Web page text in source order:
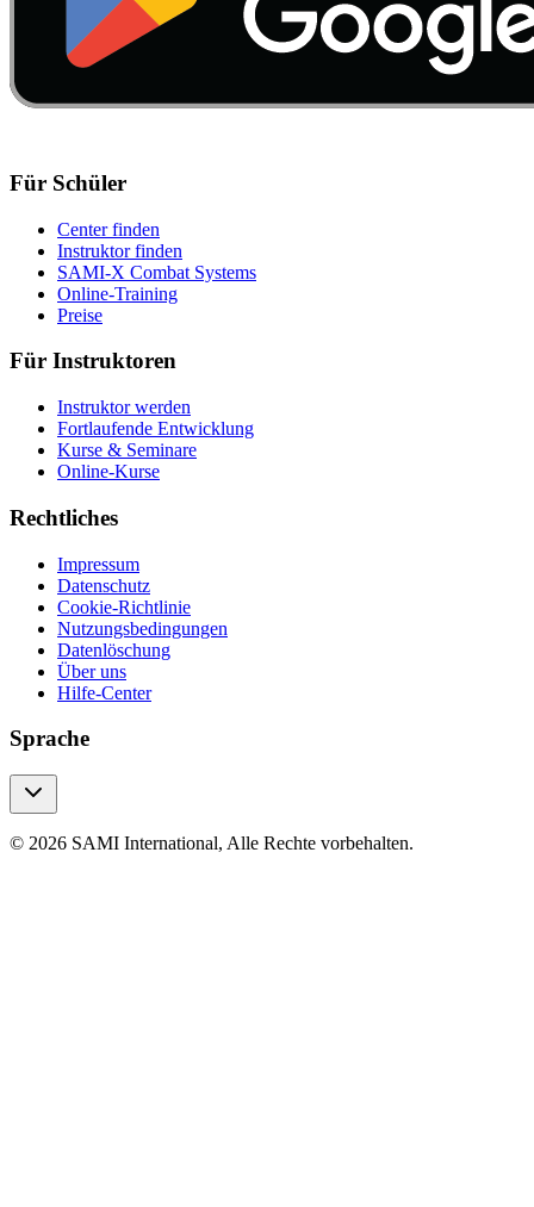
Für Schüler
Center finden
Instruktor finden
SAMI-X Combat Systems
Online-Training
Preise
Für Instruktoren
Instruktor werden
Fortlaufende Entwicklung
Kurse & Seminare
Online-Kurse
Rechtliches
Impressum
Datenschutz
Cookie-Richtlinie
Nutzungsbedingungen
Datenlöschung
Über uns
Hilfe-Center
Sprache
© 2026 SAMI International, Alle Rechte vorbehalten.